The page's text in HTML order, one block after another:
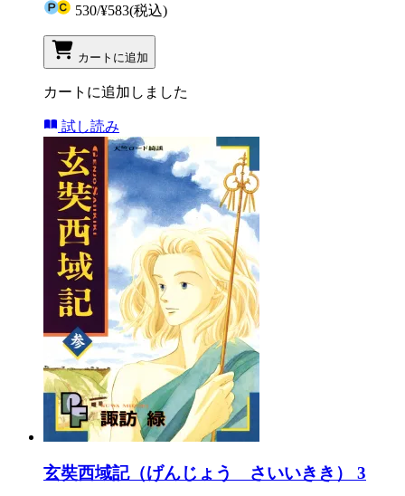
530/¥583(税込)
カートに追加
カートに追加しました
試し読み
玄奘西域記（げんじょう さいいきき） 3